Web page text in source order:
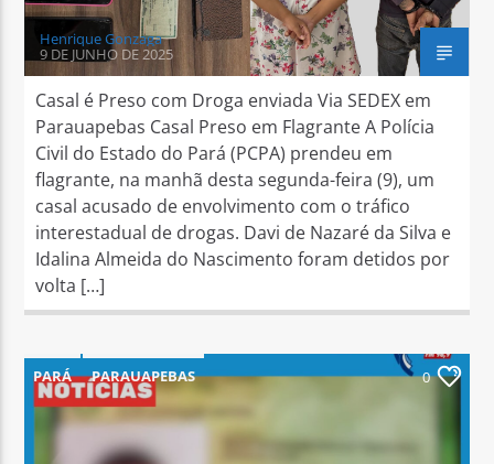
Henrique Gonzaga
9 DE JUNHO DE 2025
Casal é Preso com Droga enviada Via SEDEX em
Parauapebas Casal Preso em Flagrante A Polícia
Civil do Estado do Pará (PCPA) prendeu em
flagrante, na manhã desta segunda-feira (9), um
casal acusado de envolvimento com o tráfico
interestadual de drogas. Davi de Nazaré da Silva e
Idalina Almeida do Nascimento foram detidos por
volta […]
PARÁ PARAUAPEBAS 0